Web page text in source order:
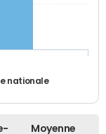
nationale
Moyenne